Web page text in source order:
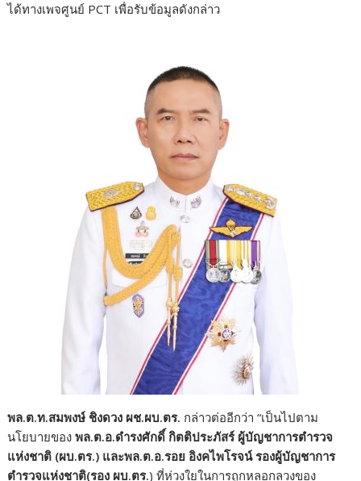
ได้ทางเพจศูนย์ PCT เพื่อรับข้อมูลดังกล่าว
พล.ต.ท.สมพงษ์ ชิงดวง ผช.ผบ.ตร. กล่าวต่ออีกว่า “เป็นไปตาม
นโยบายของพล.ต.อ.ดำรงศักดิ์ กิตติประภัสร์ ผู้บัญชาการตำรวจ
แห่งชาติ (ผบ.ตร.) และพล.ต.อ.รอย อิงคไพโรจน์ รองผู้บัญชาการ
ตำรวจแห่งชาติ(รอง ผบ.ตร.) ที่ห่วงใยในการถูกหลอกลวงของ